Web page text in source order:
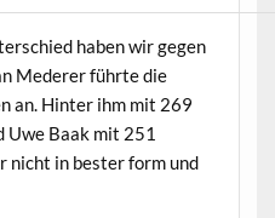
haben wir gegen
Mederer führte die
an. Hinter ihm mit 269
Uwe Baak mit 251
nicht in bester form und